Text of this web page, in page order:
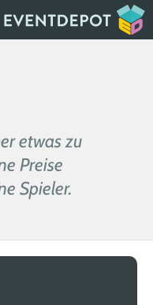
etwas zu
Preise
Spieler.